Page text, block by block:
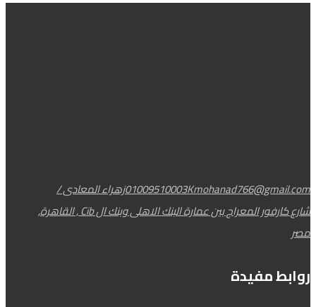
01009510003Kmohanad766@gmail.com
زهراء المعادى /
شارع كارفور المعراج بين عمارة البنك الاهلى وبنك ال Cib , القاهرة,
مصر
روابط مفيدة